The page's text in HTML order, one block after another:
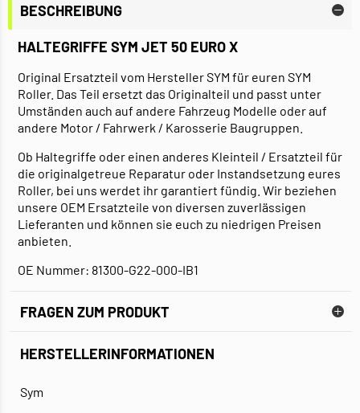
BESCHREIBUNG
HALTEGRIFFE SYM JET 50 EURO X
Original Ersatzteil vom Hersteller SYM für euren SYM
Roller. Das Teil ersetzt das Originalteil und passt unter
Umständen auch auf andere Fahrzeug Modelle oder auf
andere Motor / Fahrwerk / Karosserie Baugruppen.
Ob Haltegriffe oder einen anderes Kleinteil / Ersatzteil für
die originalgetreue Reparatur oder Instandsetzung eures
Roller, bei uns werdet ihr garantiert fündig. Wir beziehen
unsere OEM Ersatzteile von diversen zuverlässigen
Lieferanten und können sie euch zu niedrigen Preisen
anbieten.
OE Nummer: 81300-G22-000-IB1
FRAGEN ZUM PRODUKT
HERSTELLERINFORMATIONEN
Sym